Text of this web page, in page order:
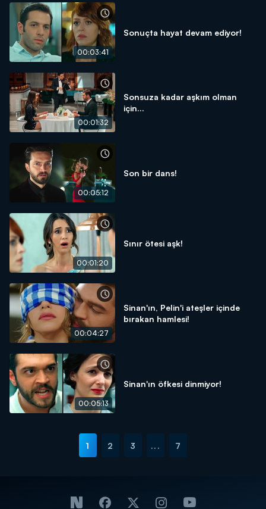
00:03:41
Sonuçta hayat devam ediyor!
00:01:32
Sonsuza kadar aşkım olman
için...
00:05:12
Son bir dans!
00:01:20
Sınır ötesi aşk!
00:04:27
Sinan'ın, Pelin'i ateşler içinde
bırakan hamlesi!
00:05:13
Sinan'ın öfkesi dinmiyor!
1 2 3 ... 7